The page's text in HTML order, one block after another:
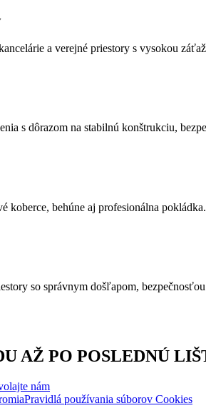
a verejné priestory s vysokou
s dôrazom na stabilnú konštrukciu,
koberce, behúne aj profesionálna pokládka.
so správnym došľapom,
AŽ PO POSLEDNÚ
nám
Pravidlá používania súborov Cookies